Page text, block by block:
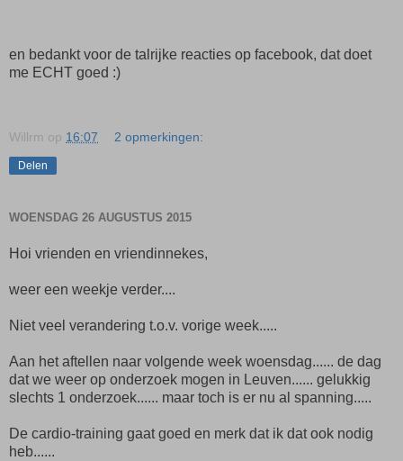
en bedankt voor de talrijke reacties op facebook, dat doet
me ECHT goed :)
Willrm op 16:07 2 opmerkingen:
Delen
WOENSDAG 26 AUGUSTUS 2015
Hoi vrienden en vriendinnekes,
weer een weekje verder....
Niet veel verandering t.o.v. vorige week.....
Aan het aftellen naar volgende week woensdag...... de dag
dat we weer op onderzoek mogen in Leuven...... gelukkig
slechts 1 onderzoek...... maar toch is er nu al spanning.....
De cardio-training gaat goed en merk dat ik dat ook nodig
heb......